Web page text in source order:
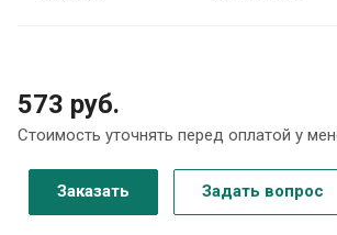
573 руб.
Стоимость уточнять перед оплатой у
Заказать Задать вопрос